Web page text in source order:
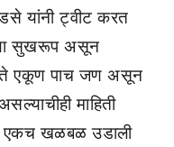
यांनी ट्वीट करत
सुखरूप असून
एकूण पाच जण असून
माहिती
एकच खळबळ उडाली